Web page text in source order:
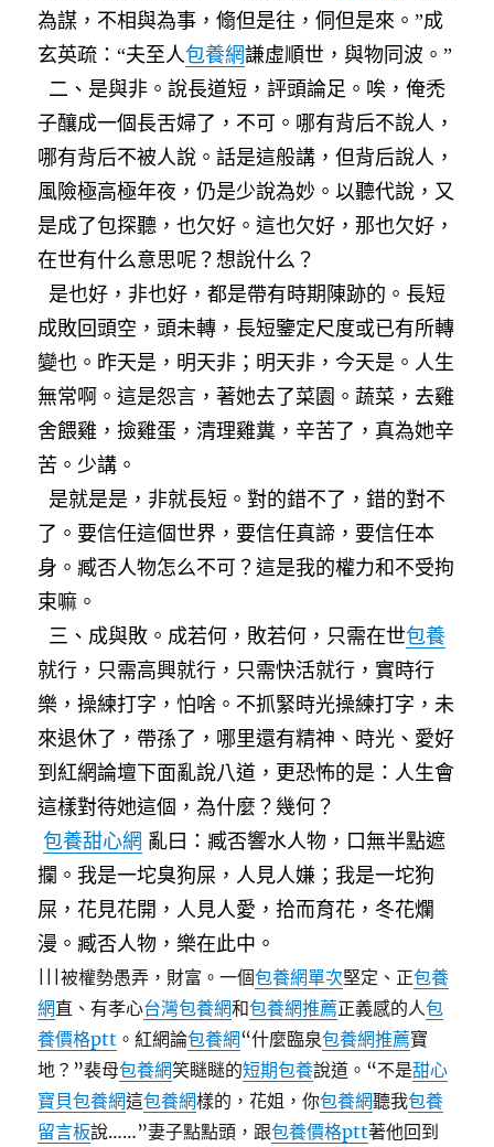
為謀，不相與為事，翛但是往，侗但是來。”成
玄英疏：“夫至人包養網謙虛順世，與物同波。”
二、是與非。說長道短，評頭論足。唉，俺禿
子釀成一個長舌婦了，不可。哪有背后不說人，
哪有背后不被人說。話是這般講，但背后說人，
風險極高極年夜，仍是少說為妙。以聽代說，又
是成了包探聽，也欠好。這也欠好，那也欠好，
在世有什么意思呢？想說什么？
是也好，非也好，都是帶有時期陳跡的。長短
成敗回頭空，頭未轉，長短鑒定尺度或已有所轉
變也。昨天是，明天非；明天非，今天是。人生
無常啊。這是怨言，著她去了菜園。蔬菜，去雞
舍餵雞，撿雞蛋，清理雞糞，辛苦了，真為她辛
苦。少講。
是就是是，非就長短。對的錯不了，錯的對不
了。要信任這個世界，要信任真諦，要信任本
身。臧否人物怎么不可？這是我的權力和不受拘
束嘛。
三、成與敗。成若何，敗若何，只需在世包養
就行，只需高興就行，只需快活就行，實時行
樂，操練打字，怕啥。不抓緊時光操練打字，未
來退休了，帶孫了，哪里還有精神、時光、愛好
到紅網論壇下面亂說八道，更恐怖的是：人生會
這樣對待她這個，為什麼？幾何？
包養甜心網 亂曰：臧否響水人物，口無半點遮
攔。我是一坨臭狗屎，人見人嫌；我是一坨狗
屎，花見花開，人見人愛，拾而育花，冬花爛
漫。臧否人物，樂在此中。
|||被權勢愚弄，財富。一個包養網單次堅定、正包養
網直、有孝心台灣包養網和包養網推薦正義感的人包
養價格ptt 。紅網論包養網“什麼臨泉包養網推薦寶
地？”裴母包養網笑瞇瞇的短期包養說道。“不是甜心
寶貝包養網這包養網樣的，花姐，你包養網聽我包養
留言板說……”妻子點點頭，跟包養價格ptt著他回到